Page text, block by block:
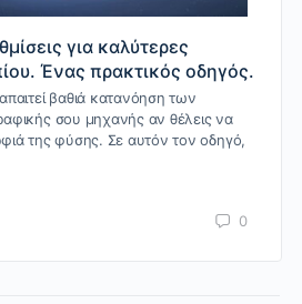
για καλύτερες
Ένας πρακτικός οδηγός.
βαθιά κατανόηση των
σου μηχανής αν θέλεις να
της φύσης. Σε αυτόν τον οδηγό,
0